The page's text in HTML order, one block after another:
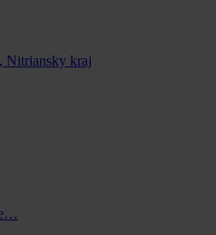
Nitriansky kraj